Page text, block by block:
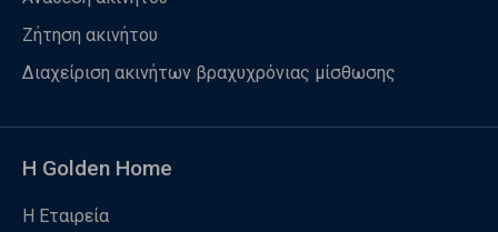
Ζήτηση ακινήτου
Διαχείριση ακινήτων βραχυχρόνιας μίσθωσης
Η Golden Home
Η Εταιρεία